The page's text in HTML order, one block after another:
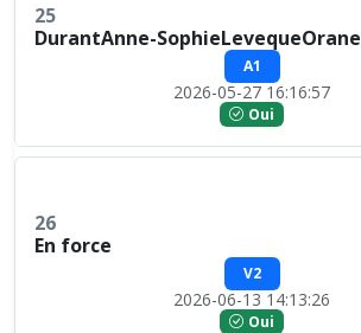
25
DurantAnne-SophieLevequeOrane
A1
2026-05-27 16:16:57
Oui
26
En force
V2
2026-06-13 14:13:26
Oui